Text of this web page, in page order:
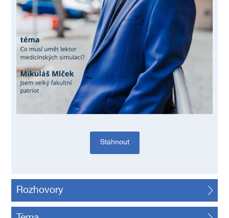
Stáhnout
Rozhovory